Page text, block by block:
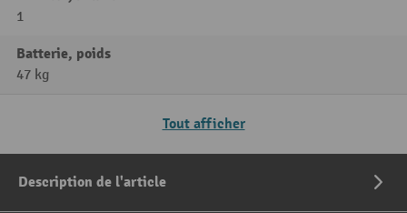
1
Batterie, poids
47 kg
Tout afficher
Description de l'article